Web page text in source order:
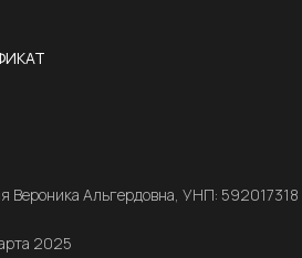
Вероника Альгердовна, УНП: 592017318
2025